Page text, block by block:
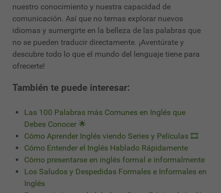
nuestro conocimiento y nuestra capacidad de
comunicación. Así que no temas explorar nuevos
idiomas y sumergirte en la belleza de las palabras que
no se pueden traducir directamente. ¡Aventúrate y
descubre todo lo que el mundo del lenguaje tiene para
ofrecerte!
También te puede interesar:
Las 100 Palabras más Comunes en Inglés que
Debes Conocer 🌟
Cómo Aprender Inglés viendo Series y Películas 🎞
Cómo Entender el Inglés Hablado Rápidamente
Cómo presentarse en inglés formal e informalmente
Los Saludos y Despedidas Formales e Informales en
Inglés